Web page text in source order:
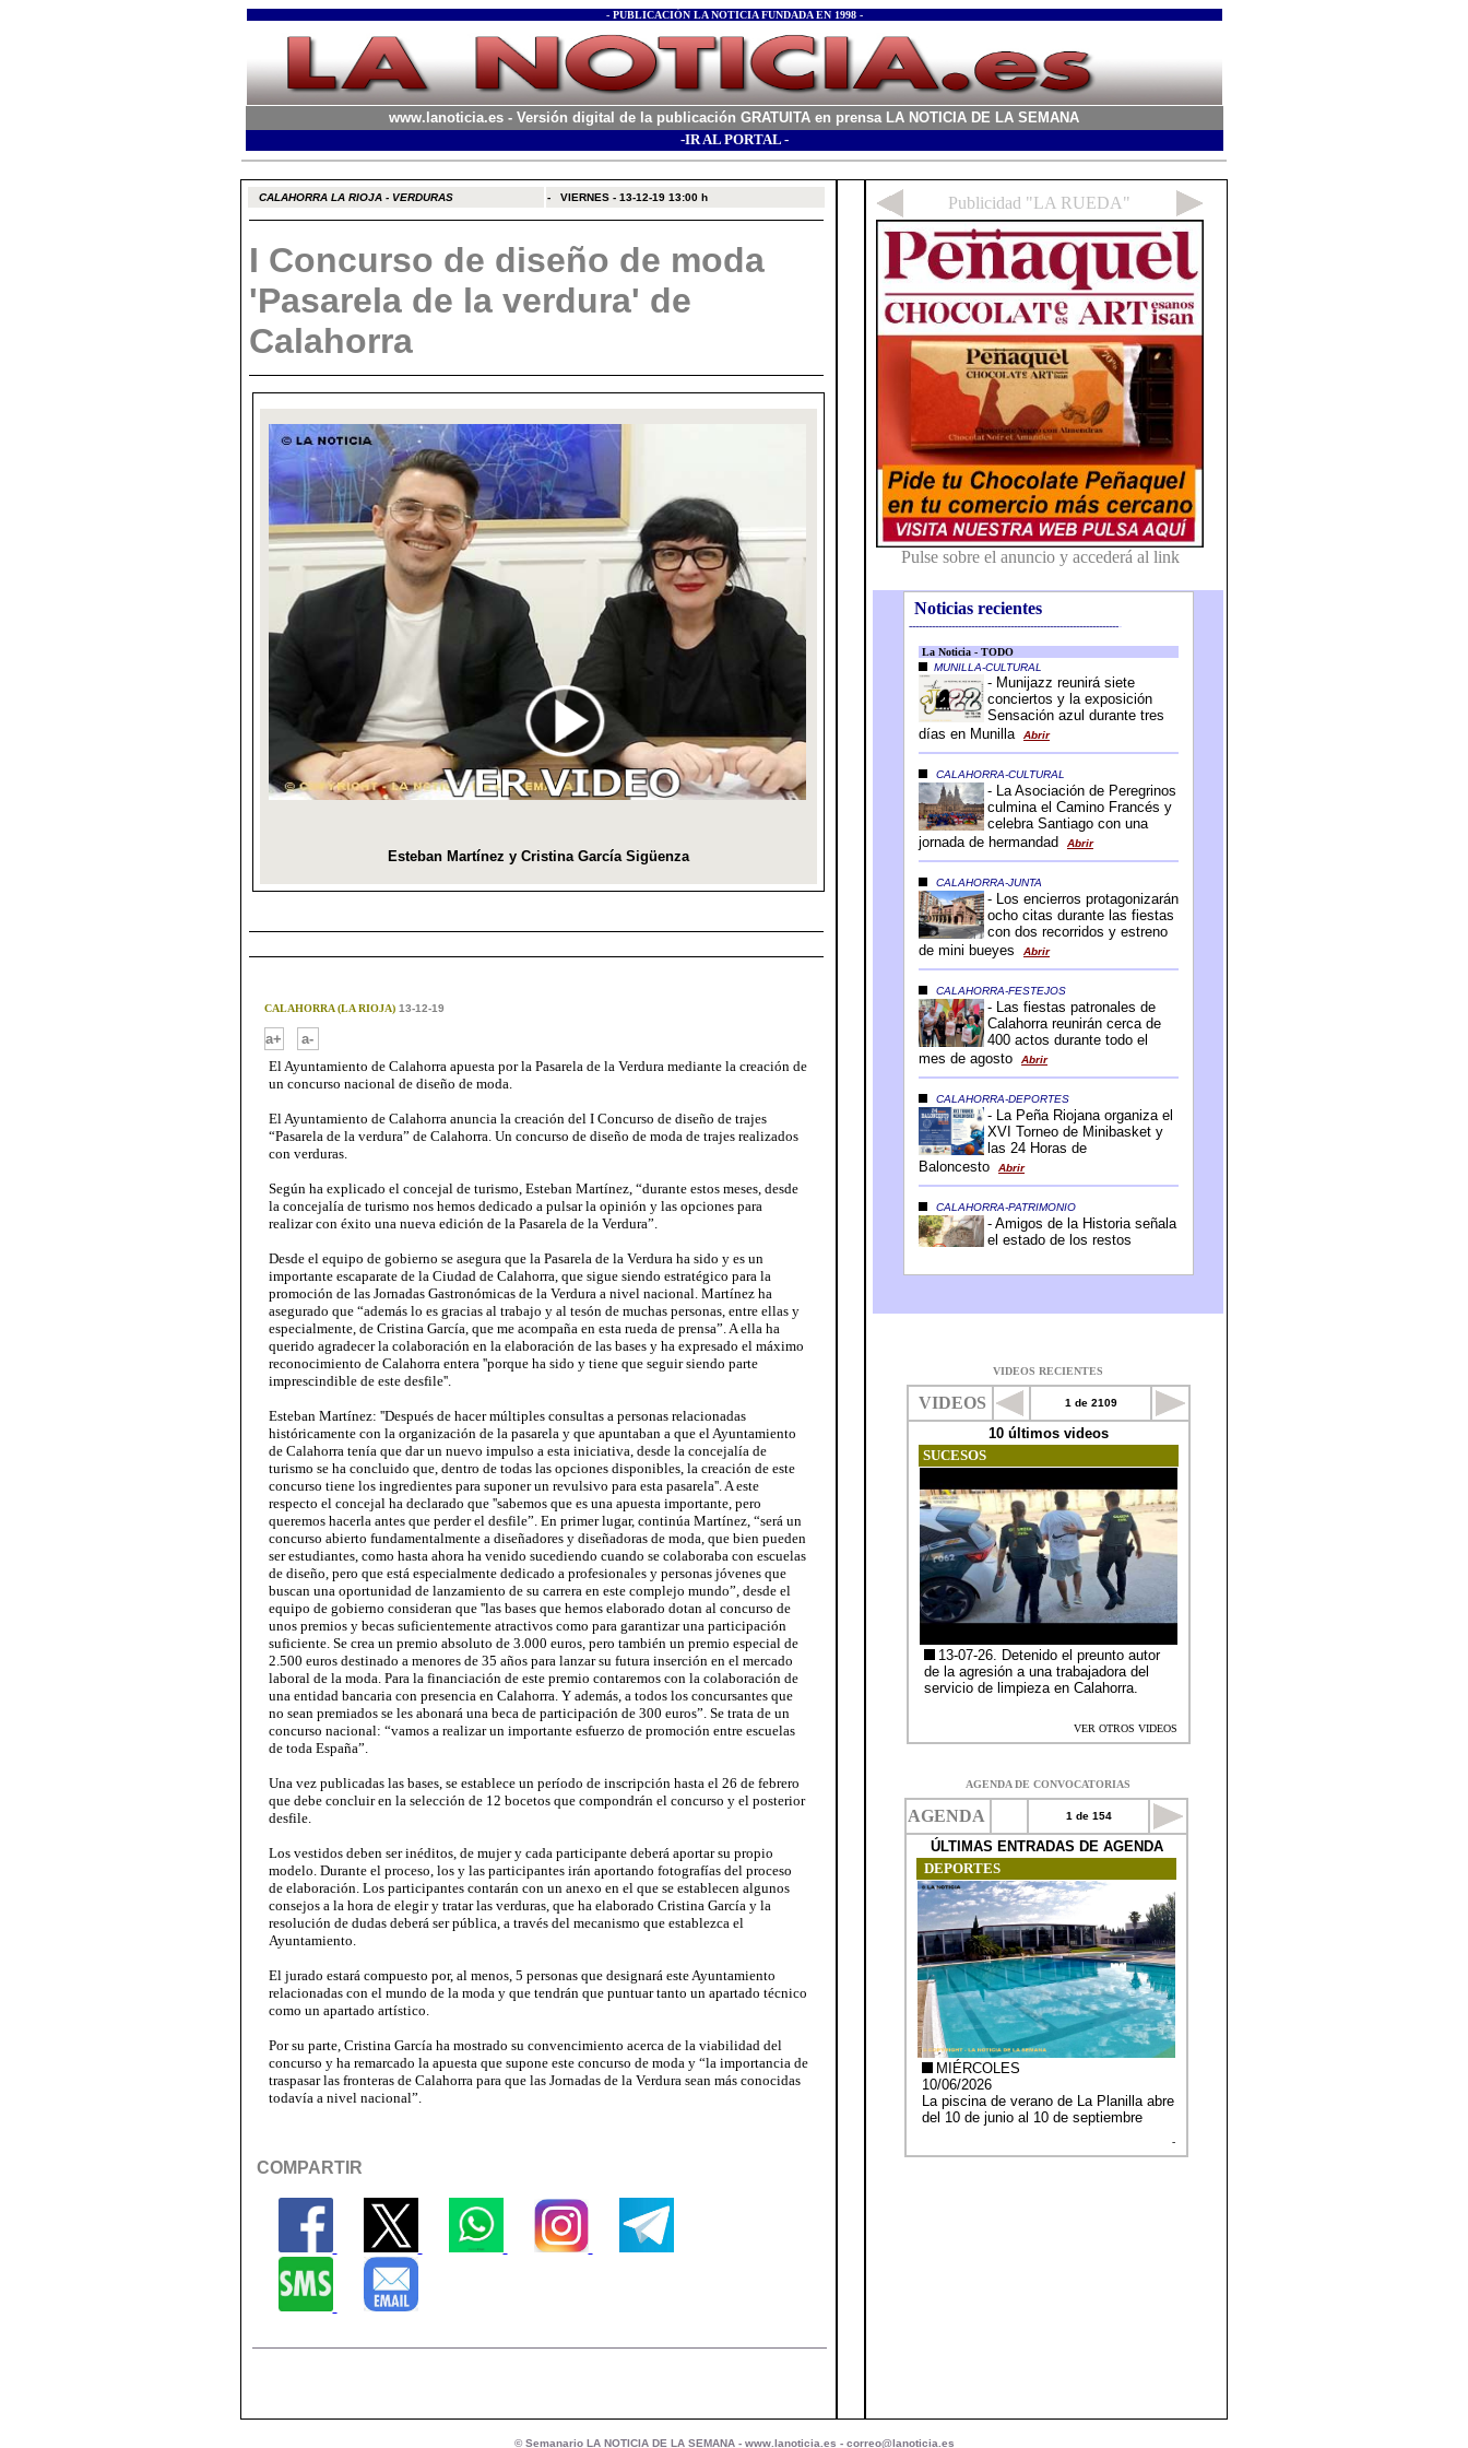
- PUBLICACIÓN LA NOTICIA FUNDADA EN 1998 -
www.lanoticia.es - Versión digital de la publicación GRATUITA en prensa LA NOTICIA DE LA SEMANA
-IR AL PORTAL -
CALAHORRA LA RIOJA - VERDURAS - VIERNES - 13-12-19 13:00 h
I Concurso de diseño de moda
'Pasarela de la verdura' de
Calahorra
CALAHORRA (LA RIOJA)13-12-19
a+
a-
El Ayuntamiento de Calahorra apuesta por la Pasarela de la Verdura mediante la creación de
un concurso nacional de diseño de moda.
El Ayuntamiento de Calahorra anuncia la creación del I Concurso de diseño de trajes
“Pasarela de la verdura” de Calahorra. Un concurso de diseño de moda de trajes realizados
con verduras.
Según ha explicado el concejal de turismo, Esteban Martínez, “durante estos meses, desde
la concejalía de turismo nos hemos dedicado a pulsar la opinión y las opciones para
realizar con éxito una nueva edición de la Pasarela de la Verdura”.
Desde el equipo de gobierno se asegura que la Pasarela de la Verdura ha sido y es un
importante escaparate de la Ciudad de Calahorra, que sigue siendo estratégico para la
promoción de las Jornadas Gastronómicas de la Verdura a nivel nacional. Martínez ha
asegurado que “además lo es gracias al trabajo y al tesón de muchas personas, entre ellas y
especialmente, de Cristina García, que me acompaña en esta rueda de prensa”. A ella ha
querido agradecer la colaboración en la elaboración de las bases y ha expresado el máximo
reconocimiento de Calahorra entera ''porque ha sido y tiene que seguir siendo parte
imprescindible de este desfile''.
Esteban Martínez: ''Después de hacer múltiples consultas a personas relacionadas
históricamente con la organización de la pasarela y que apuntaban a que el Ayuntamiento
de Calahorra tenía que dar un nuevo impulso a esta iniciativa, desde la concejalía de
turismo se ha concluido que, dentro de todas las opciones disponibles, la creación de este
concurso tiene los ingredientes para suponer un revulsivo para esta pasarela''. A este
respecto el concejal ha declarado que ''sabemos que es una apuesta importante, pero
queremos hacerla antes que perder el desfile”. En primer lugar, continúa Martínez, “será un
concurso abierto fundamentalmente a diseñadores y diseñadoras de moda, que bien pueden
ser estudiantes, como hasta ahora ha venido sucediendo cuando se colaboraba con escuelas
de diseño, pero que está especialmente dedicado a profesionales y personas jóvenes que
buscan una oportunidad de lanzamiento de su carrera en este complejo mundo”, desde el
equipo de gobierno consideran que ''las bases que hemos elaborado dotan al concurso de
unos premios y becas suficientemente atractivos como para garantizar una participación
suficiente. Se crea un premio absoluto de 3.000 euros, pero también un premio especial de
2.500 euros destinado a menores de 35 años para lanzar su futura inserción en el mercado
laboral de la moda. Para la financiación de este premio contaremos con la colaboración de
una entidad bancaria con presencia en Calahorra. Y además, a todos los concursantes que
no sean premiados se les abonará una beca de participación de 300 euros”. Se trata de un
concurso nacional: “vamos a realizar un importante esfuerzo de promoción entre escuelas
de toda España”.
Una vez publicadas las bases, se establece un período de inscripción hasta el 26 de febrero
que debe concluir en la selección de 12 bocetos que compondrán el concurso y el posterior
desfile.
Los vestidos deben ser inéditos, de mujer y cada participante deberá aportar su propio
modelo. Durante el proceso, los y las participantes irán aportando fotografías del proceso
de elaboración. Los participantes contarán con un anexo en el que se establecen algunos
consejos a la hora de elegir y tratar las verduras, que ha elaborado Cristina García y la
resolución de dudas deberá ser pública, a través del mecanismo que establezca el
Ayuntamiento.
El jurado estará compuesto por, al menos, 5 personas que designará este Ayuntamiento
relacionadas con el mundo de la moda y que tendrán que puntuar tanto un apartado técnico
como un apartado artístico.
Por su parte, Cristina García ha mostrado su convencimiento acerca de la viabilidad del
concurso y ha remarcado la apuesta que supone este concurso de moda y “la importancia de
traspasar las fronteras de Calahorra para que las Jornadas de la Verdura sean más conocidas
todavía a nivel nacional”.
COMPARTIR
Noticias recientes
-----------------------------------------------------------------
VIDEOS RECIENTES
AGENDA DE CONVOCATORIAS
© Semanario LA NOTICIA DE LA SEMANA - www.lanoticia.es - correo@lanoticia.es